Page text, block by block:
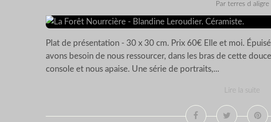
Par terres d aligre
Plat de présentation - 30 x 30 cm. Prix 60€ Elle et moi.
avons besoin de nous ressourcer, dans les bras de cette
console et nous apaise. Une série de portraits,...
Lire la suite